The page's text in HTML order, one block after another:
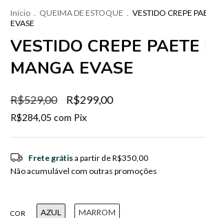
Início QUEIMA DE ESTOQUE
VESTIDO CREPE
EVASE
VESTIDO CREPE PAETE
MANGA EVASE
R$529,00 R$299,00
R$284,05 com Pix
Frete grátisa partir deR$350,00
Não acumulável com outras promoções
COR AZUL MARROM